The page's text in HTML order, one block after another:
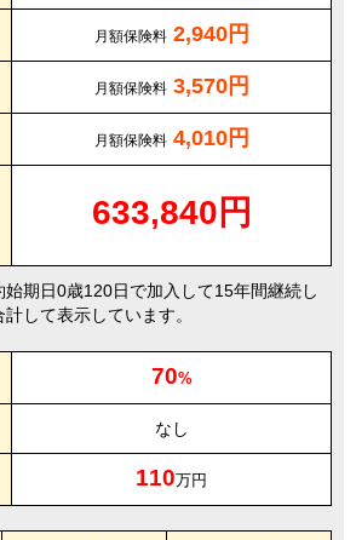
月額保険料 2,940円
月額保険料 3,570円
月額保険料 4,010円
633,840円
始期日0歳120日で加入して15年間継続し
して表示しています。
70%
なし
110万円